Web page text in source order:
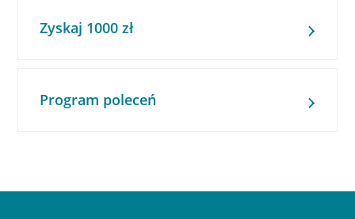
Zyskaj 1000 zł
Program poleceń